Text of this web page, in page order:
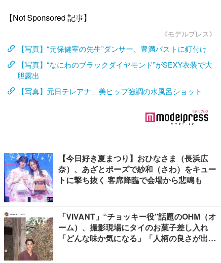
【Not Sponsored 記事】
《モデルプレス》
【写真】“元保健室の先生”ダンサー、豊満バストに釘付け
【写真】“なにわのブラックダイヤモンド”がSEXY衣装で大
胆露出
【写真】元日テレアナ、美ヒップ強調の水風呂ショット
【今日好き夏まつり】おひなさま（長浜広
奈）、あざとポーズで紗和（さわ）をキュー
トに撃ち抜く 客席降臨で会場から悲鳴も
「VIVANT」“チョッキー役”話題のOHM（オ
ーム）、撮影現場にタイのお菓子差し入れ
「どんな味か気になる」「人柄の良さが出て